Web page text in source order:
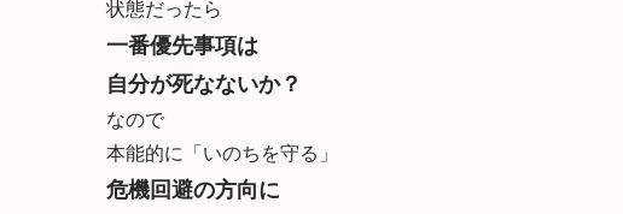
状態だったら
一番優先事項は
自分が死なないか？
なので
本能的に「いのちを守る」
危機回避の方向に